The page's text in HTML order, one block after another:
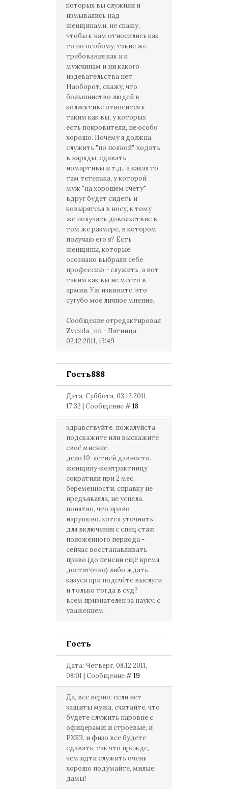
которых вы служили и
измывались над
женщинами, не скажу,
чтобы к нам относились как
то по особому, такие же
требования как и к
мужчинам и ни какого
издевательства нет.
Наоборот, скажу, что
большинство людей в
коллективе относится к
таким как вы, у которых
есть покровители, не особо
хорошо. Почему я должна
служить "по полной", ходить
в наряды, сдавать
номартивы и т.д., а какая то
там тетенька, у которой
муж "на хорошем счету"
вдруг будет сидеть и
ковырятсья в носу, к тому
же получать довольствие в
том же размере, в котором
получаю его я? Есть
женщины, которые
осознано выбрали себе
профессию - служить, а вот
таким как вы не место в
армии. Уж извините, это
сугубо мое личное мнение.
Сообщение отредактировал
Zvezda_nn - Пятница,
02.12.2011, 13:49
Гость888
Дата: Суббота, 03.12.2011,
17:32 | Сообщение #18
здравствуйте. пожалуйста
подскажите или выскажите
своё мнение.
дело 10-летней давности.
женщину-контрактницу
сократили при 2 мес.
беременности. справку не
предъявляла, не успела.
понятно, что право
нарушено. хотел уточнить:
для включения с спец.стаж
положенного периода -
сейчас восстанавливать
право (до пенсии ещё время
достаточно) либо ждать
казуса при подсчёте выслуги
и только тогда в суд?
всем признателен за науку. с
уважением.
Гость
Дата: Четверг, 08.12.2011,
08:01 | Сообщение #19
Да, все верно: если нет
защиты мужа, считайте, что
будете служить наровне с
офицерами: и строевые, и
РХБЗ, и физо все будете
сдавать, так что прежде,
чем идти служить очень
хорошо подумайте, милые
дамы!